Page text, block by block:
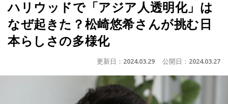
ハリウッドで「アジア人透明化」は
なぜ起きた？松崎悠希さんが挑む日
本らしさの多様化
更新日： 2024.03.29 公開日： 2024.03.27